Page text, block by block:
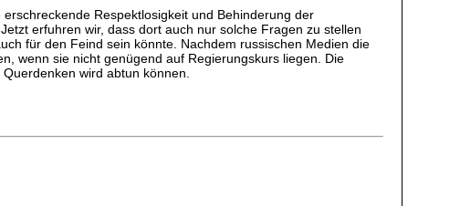
Respektlosigkeit und Behinderung der
erfuhren wir, dass dort auch nur solche Fragen zu stellen
für den Feind sein könnte. Nachdem russischen Medien die
wenn sie nicht genügend auf Regierungskurs liegen. Die
wird abtun können.